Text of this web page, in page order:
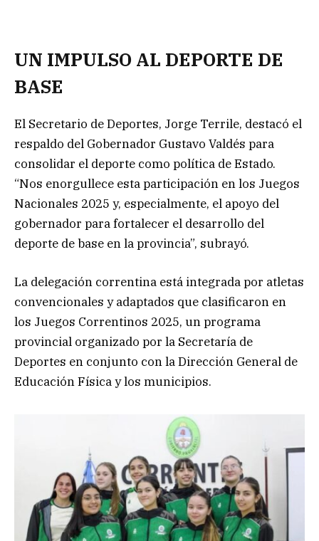
UN IMPULSO AL DEPORTE DE
BASE
El Secretario de Deportes, Jorge Terrile, destacó el
respaldo del Gobernador Gustavo Valdés para
consolidar el deporte como política de Estado.
“Nos enorgullece esta participación en los Juegos
Nacionales 2025 y, especialmente, el apoyo del
gobernador para fortalecer el desarrollo del
deporte de base en la provincia”, subrayó.
La delegación correntina está integrada por atletas
convencionales y adaptados que clasificaron en
los Juegos Correntinos 2025, un programa
provincial organizado por la Secretaría de
Deportes en conjunto con la Dirección General de
Educación Física y los municipios.